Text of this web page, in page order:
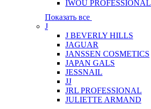
IWOU PROFESSIONAL
Показать все
J
J BEVERLY HILLS
JAGUAR
JANSSEN COSMETICS
JAPAN GALS
JESSNAIL
JJ
JRL PROFESSIONAL
JULIETTE ARMAND